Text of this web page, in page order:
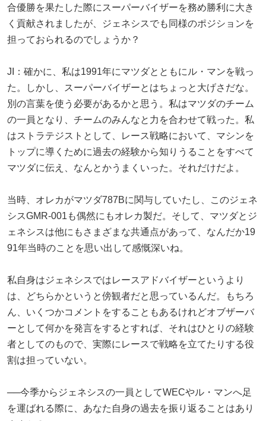
合優勝を果たした際にスーパーバイザーを務め勝利に大き
く貢献されましたが、ジェネシスでも同様のポジションを
担っておられるのでしょうか？
JI：確かに、私は1991年にマツダとともにル・マンを戦っ
た。しかし、スーパーバイザーとはちょっと大げさだな。
別の言葉を使う必要があるかと思う。私はマツダのチーム
の一員となり、チームのみんなと力を合わせて戦った。私
はストラテジストとして、レース戦略において、マシンを
トップに導くために過去の経験から知りうることをすべて
マツダに伝え、なんとかうまくいった。それだけだよ。
当時、オレカがマツダ787Bに関与していたし、このジェネ
シスGMR-001も偶然にもオレカ製だ。そして、マツダとジ
ェネシスは他にもさまざまな共通点があって、なんだか19
91年当時のことを思い出して感慨深いね。
私自身はジェネシスではレースアドバイザーというより
は、どちらかというと傍観者だと思っているんだ。もちろ
ん、いくつかコメントをすることもあるけれどオブザーバ
ーとして何かを発言をするとすれば、それはひとりの経験
者としてのもので、実際にレースで戦略を立てたりする役
割は担っていない。
──今季からジェネシスの一員としてWECやル・マンへ足
を運ばれる際に、あなた自身の過去を振り返ることはあり